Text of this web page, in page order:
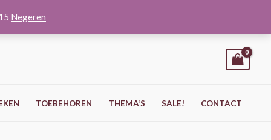
Negeren
TOEBEHOREN THEMA’S SALE! CONTACT